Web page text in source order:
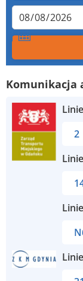
Komunikacja
2